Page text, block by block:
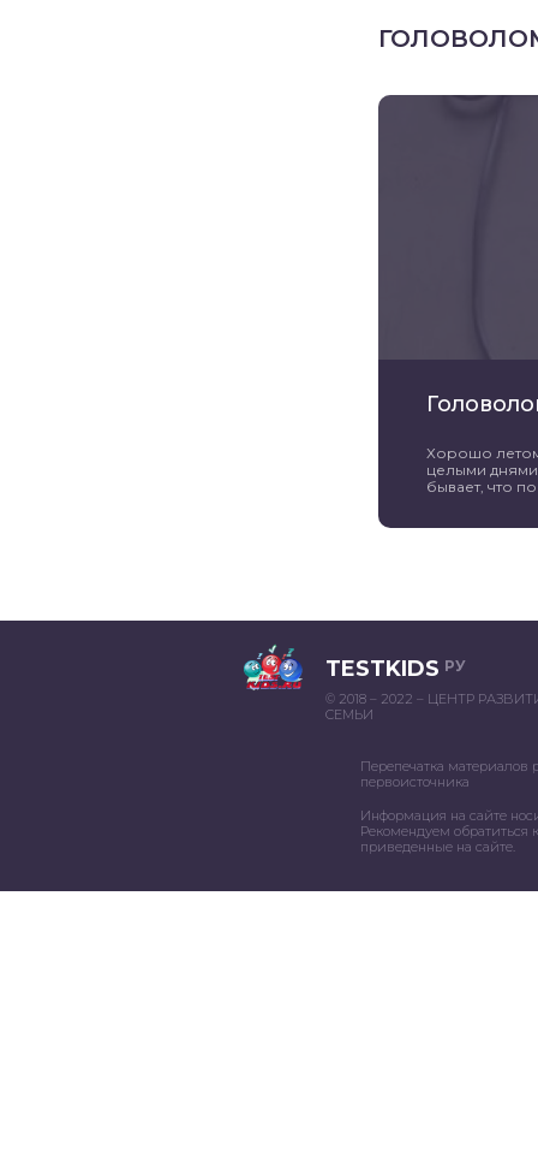
Хорошо
целыми
бывает, что
TESTKIDS РУ
© 2018 – 2022 – ЦЕНТР
СЕМЬИ
Перепечатка материалов
первоисточника
Информация на сайте
Рекомендуем обратиться
приведенные на сайте.